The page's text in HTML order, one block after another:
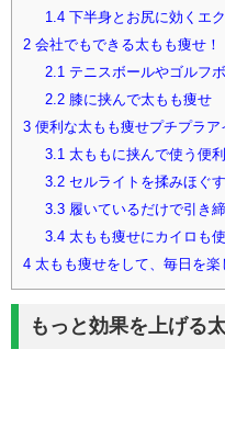
1.4下半身とお尻に効くエ
2 会社でもできる太もも痩せ！
2.1テニスボールやゴルフ
2.2膝に挟んで太もも痩せ
3 便利な太もも痩せプチプラア
3.1太ももに挟んで使う便
3.2セルライトを揉みほぐ
3.3履いているだけで引き
3.4太もも痩せにカイロも使
4 太もも痩せをして、毎日を楽
もっと効果を上げる